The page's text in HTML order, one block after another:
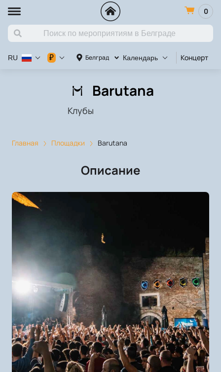
0
Белград Календарь Концерт
RU ₽
Barutana
Клубы
Главная Площадки Barutana
Описание